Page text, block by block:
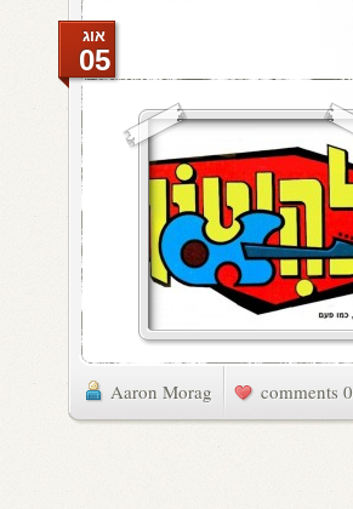
אוג
05
Aaron Morag 0 comments